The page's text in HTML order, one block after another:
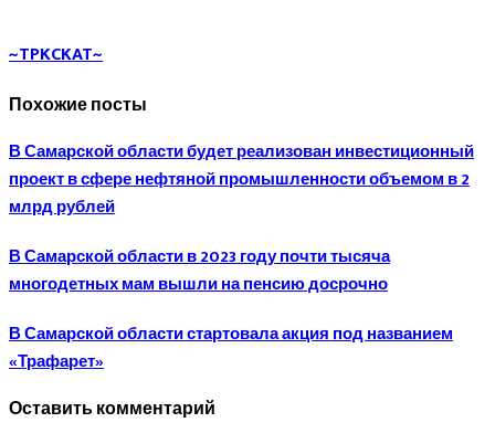
~TPKCKAT~
Похожие посты
В Самарской области будет реализован инвестиционный
проект в сфере нефтяной промышленности объемом в 2
млрд рублей
В Самарской области в 2023 году почти тысяча
многодетных мам вышли на пенсию досрочно
В Самарской области стартовала акция под названием
«Трафарет»
Оставить комментарий